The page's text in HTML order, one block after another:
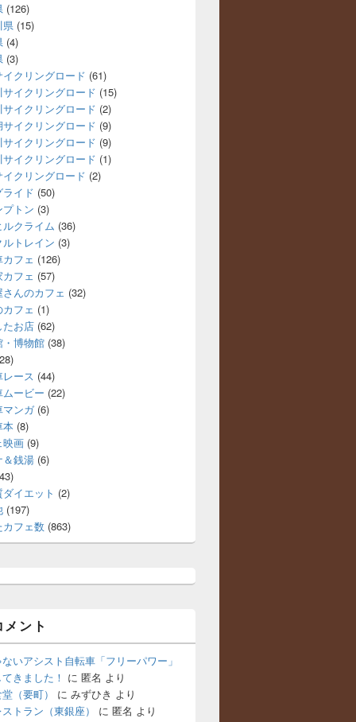
(126)
県 (15)
(4)
(3)
クリングロード (61)
イクリングロード (15)
イクリングロード (2)
イクリングロード (9)
イクリングロード (9)
イクリングロード (1)
クリングロード (2)
イド (50)
トン (3)
クライム (36)
トレイン (3)
フェ (126)
フェ (57)
んのカフェ (32)
フェ (1)
たお店 (62)
・博物館 (38)
ース (44)
ービー (22)
マンガ(6)
本 (8)
映画 (9)
＆銭湯 (6)
イエット (2)
(197)
カフェ数 (863)
ント
いアシスト自転車「フリーパワー」
きました！ に 匿名 より
（要町）
に みずひき より
トラン（東銀座）
に 匿名 より